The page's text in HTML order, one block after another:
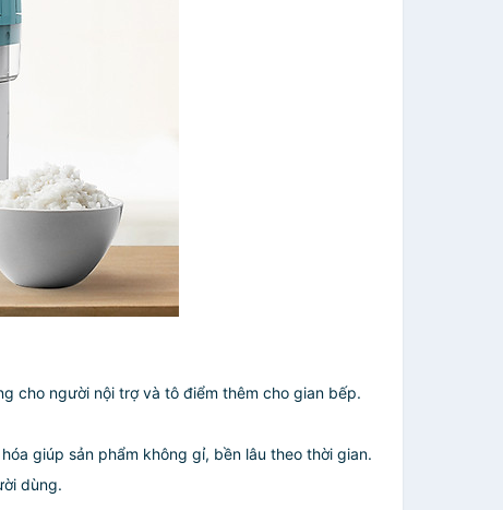
cho người nội trợ và tô điểm thêm cho gian bếp.
giúp sản phẩm không gỉ, bền lâu theo thời gian.
dùng.